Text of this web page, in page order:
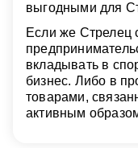
выгодными для
Если же Стрелец
вкладывать в
бизнес. Либо в
товарами,
активным